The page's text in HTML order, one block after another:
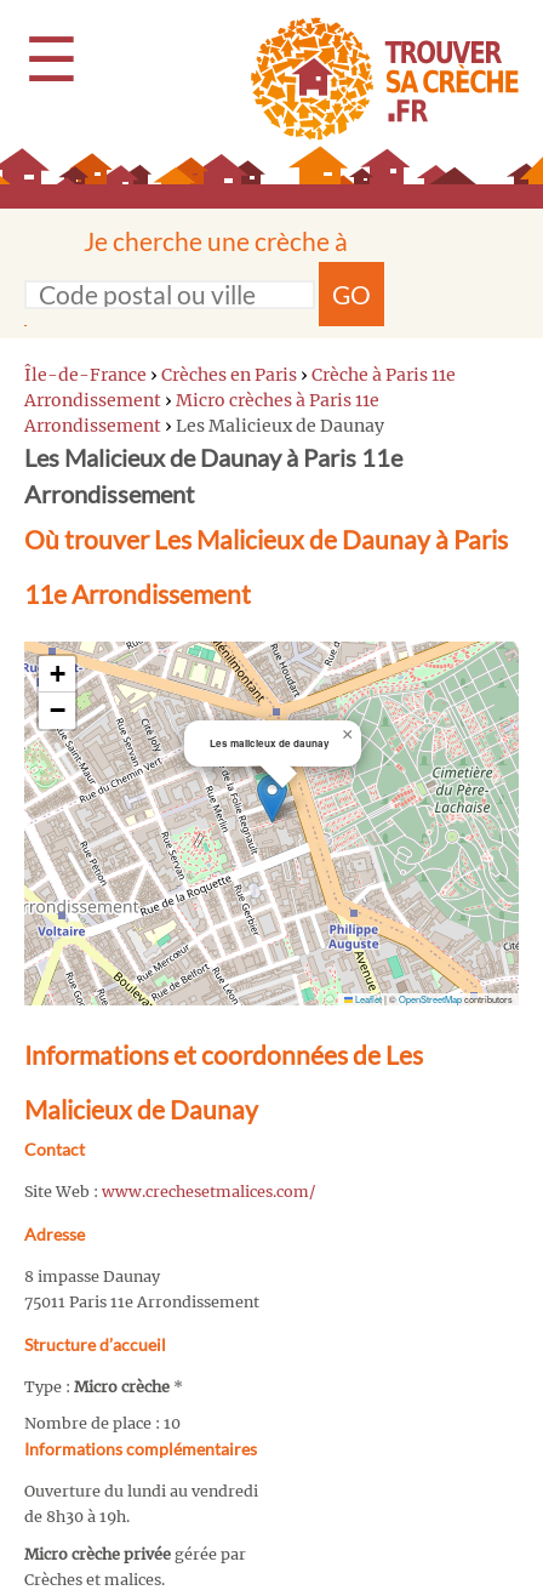
☰
Je cherche une crèche à
GO
Île-de-France › Crèches en Paris › Crèche à Paris 11e
Arrondissement › Micro crèches à Paris 11e
Arrondissement › Les Malicieux de Daunay
Les Malicieux de Daunay à Paris 11e
Arrondissement
Où trouver Les Malicieux de Daunay à Paris
11e Arrondissement
Les malicieux de daunay ×
+
−
Leaflet|©OpenStreetMapcontributors
Informations et coordonnées de Les
Malicieux de Daunay
Contact
Site Web : www.crechesetmalices.com/
Adresse
8 impasse Daunay
75011 Paris 11e Arrondissement
Structure d’accueil
Type : Micro crèche *
Nombre de place : 10
Informations complémentaires
Ouverture du lundi au vendredi
de 8h30 à 19h.
Micro crèche privée gérée par
Crèches et malices.